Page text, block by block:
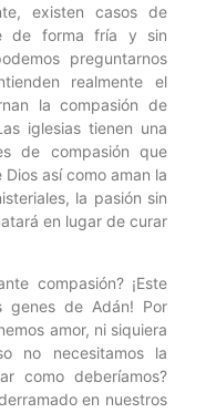
existen casos de
de forma fría y sin
preguntarnos
realmente el
la compasión de
iglesias tienen una
de compasión que
así como aman la
la pasión sin
en lugar de curar
compasión? ¡Este
de Adán! Por
amor, ni siquiera
no necesitamos la
como deberíamos?
en nuestros